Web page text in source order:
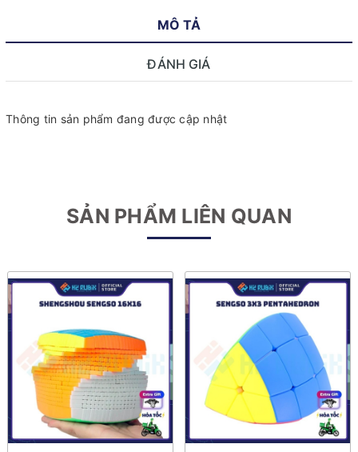
MÔ TẢ
ĐÁNH GIÁ
Thông tin sản phẩm đang được cập nhật
SẢN PHẨM LIÊN QUAN